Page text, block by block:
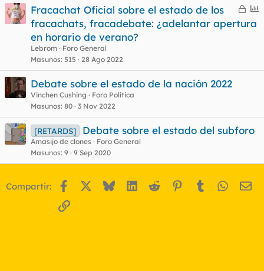
a
C
e
d
E
s
Fracachat Oficial sobre el estado de los
fracachats, fracadebate: ¿adelantar apertura
en horario de verano?
Lebrom
Foro General
Masunos 515 28 Ago 2022
Debate sobre el estado de la nación 2022
Vinchen Cushing
Foro Política
Masunos 80 3 Nov 2022
[RETARDS] Debate sobre el estado del subforo
Amasijo de clones
Foro General
Masunos 9 9 Sep 2020
Compartir: Facebook BlueskyLinkedIn
Reddit Pinterest
Tumblr
Enlace